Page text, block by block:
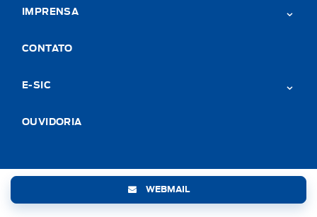
IMPRENSA
CONTATO
E-SIC
OUVIDORIA
WEBMAIL